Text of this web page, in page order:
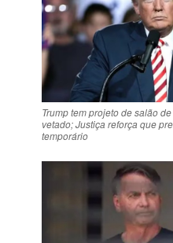
Trump tem projeto de salão
vetado; Justiça reforça que
temporário